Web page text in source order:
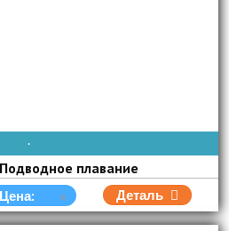
EVERY DAY
плавание
Цена: Деталь